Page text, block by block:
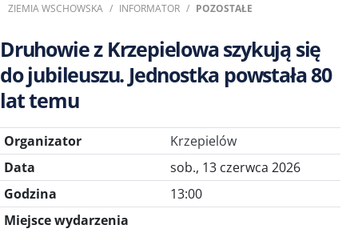
ZIEMIA WSCHOWSKA INFORMATOR POZOSTAŁE
Druhowie z Krzepielowa szykują się
do jubileuszu. Jednostka powstała 80
lat temu
Organizator
Krzepielów
Data
sob., 13 czerwca 2026
Godzina
13:00
Miejsce wydarzenia